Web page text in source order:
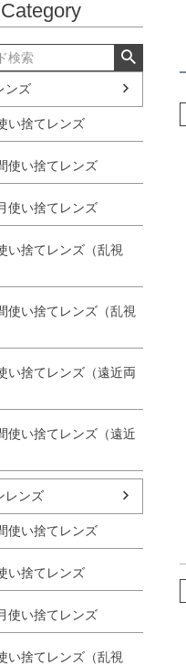
Category
ンズ
い捨てレンズ
使い捨てレンズ
使い捨てレンズ
い捨てレンズ（乱視
使い捨てレンズ（乱視
い捨てレンズ（遠近両
使い捨てレンズ（遠近
レンズ
使い捨てレンズ
い捨てレンズ
使い捨てレンズ
い捨てレンズ（乱視